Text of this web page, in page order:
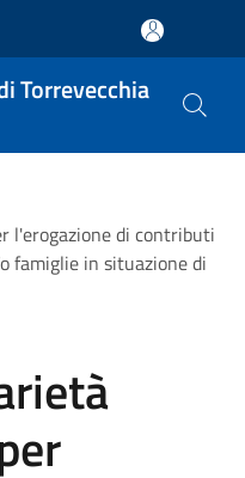
Torrevecchia
l'erogazione di contributi
famiglie in situazione di